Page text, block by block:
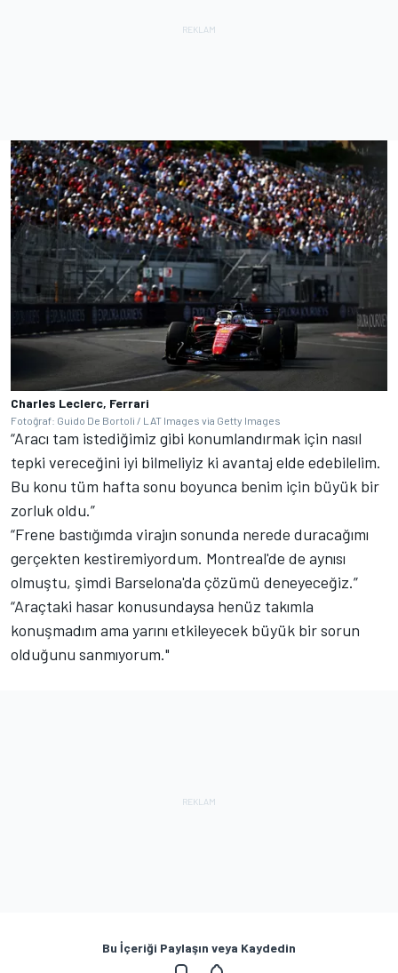
Charles Leclerc, Ferrari
Fotoğraf: Guido De Bortoli / LAT Images via Getty Images
“Aracı tam istediğimiz gibi konumlandırmak için nasıl
tepki vereceğini iyi bilmeliyiz ki avantaj elde edebilelim.
Bu konu tüm hafta sonu boyunca benim için büyük bir
zorluk oldu.”
“Frene bastığımda virajın sonunda nerede duracağımı
gerçekten kestiremiyordum. Montreal'de de aynısı
olmuştu, şimdi Barselona'da çözümü deneyeceğiz.”
“Araçtaki hasar konusundaysa henüz takımla
konuşmadım ama yarını etkileyecek büyük bir sorun
olduğunu sanmıyorum."
Bu İçeriği Paylaşın veya Kaydedin